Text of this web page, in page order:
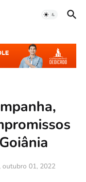
outubro 01, 2022